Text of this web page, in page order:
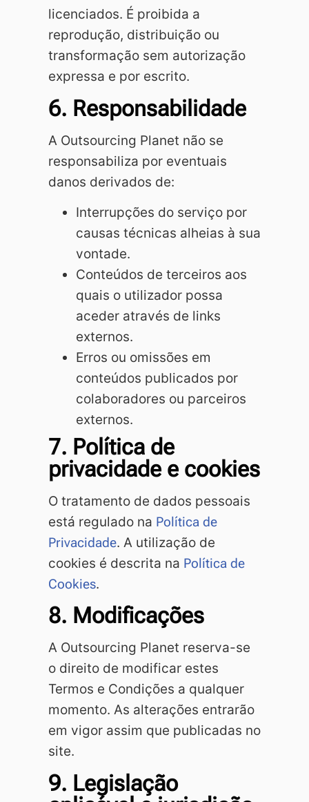
licenciados. É proibida a
reprodução, distribuição ou
transformação sem autorização
expressa e por escrito.
6. Responsabilidade
A Outsourcing Planet não se
responsabiliza por eventuais
danos derivados de:
Interrupções do serviço por
causas técnicas alheias à sua
vontade.
Conteúdos de terceiros aos
quais o utilizador possa
aceder através de links
externos.
Erros ou omissões em
conteúdos publicados por
colaboradores ou parceiros
externos.
7. Política de
privacidade e cookies
O tratamento de dados pessoais
está regulado na Política de
Privacidade. A utilização de
cookies é descrita na Política de
Cookies.
8. Modificações
A Outsourcing Planet reserva-se
o direito de modificar estes
Termos e Condições a qualquer
momento. As alterações entrarão
em vigor assim que publicadas no
site.
9. Legislação